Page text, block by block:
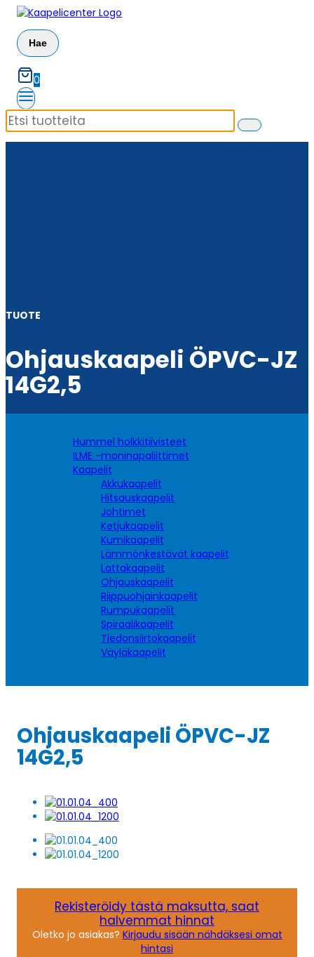
Siirry
sisältöön
Hae
0
TUOTE
Ohjauskaapeli ÖPVC-JZ
14G2,5
Hummel holkkitiivisteet
ILME -moninapaliittimet
Kaapelit
Akkukaapelit
Hitsauskaapelit
Johtimet
Ketjukaapelit
Kumikaapelit
Lämmönkestävät kaapelit
Lattakaapelit
Ohjauskaapelit
Riippuohjainkaapelit
Rumpukaapelit
Spiraalikaapelit
Tiedonsiirtokaapelit
Väyläkaapelit
Ohjauskaapeli ÖPVC-JZ
14G2,5
Rekisteröidy tästä maksutta, saat
halvemmat hinnat
Oletko jo asiakas? Kirjaudu sisään nähdäksesi omat
hintasi